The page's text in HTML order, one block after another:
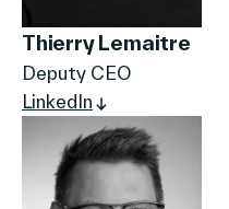
Thierry Lemaitre
Deputy CEO
LinkedIn